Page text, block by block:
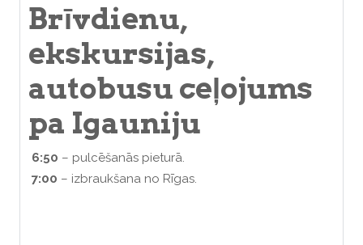
Brīvdienu,
ekskursijas,
autobusu ceļojums
pa Igauniju
6:50 – pulcēšanās pieturā.
7:00 – izbraukšana no Rīgas.